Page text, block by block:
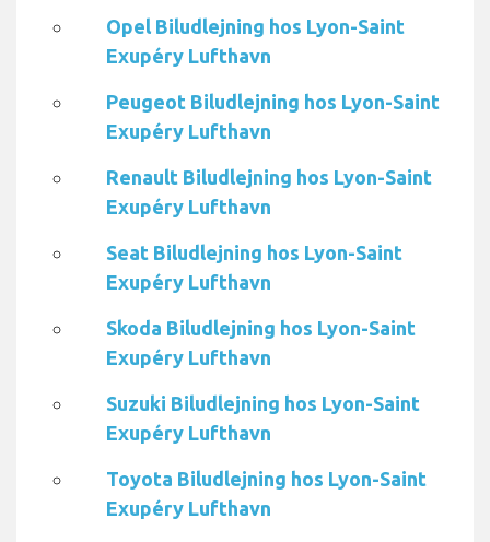
Opel Biludlejning hos Lyon-Saint
Exupéry Lufthavn
Peugeot Biludlejning hos Lyon-Saint
Exupéry Lufthavn
Renault Biludlejning hos Lyon-Saint
Exupéry Lufthavn
Seat Biludlejning hos Lyon-Saint
Exupéry Lufthavn
Skoda Biludlejning hos Lyon-Saint
Exupéry Lufthavn
Suzuki Biludlejning hos Lyon-Saint
Exupéry Lufthavn
Toyota Biludlejning hos Lyon-Saint
Exupéry Lufthavn